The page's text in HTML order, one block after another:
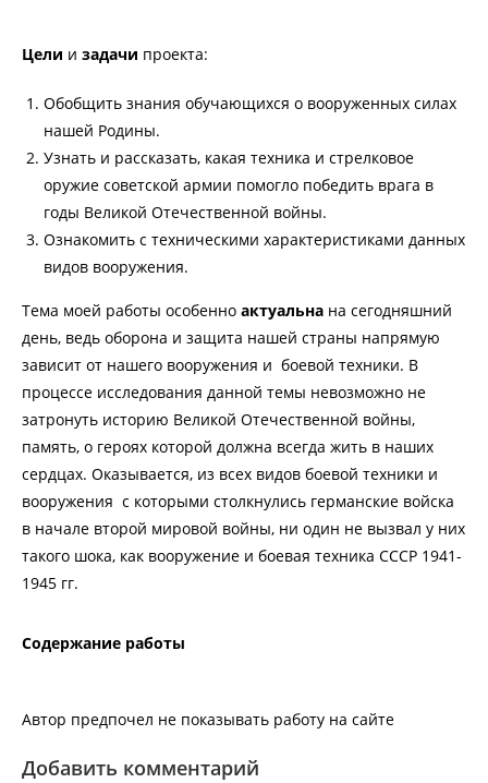
Цели и задачи проекта:
Обобщить знания обучающихся о вооруженных силах
нашей Родины.
Узнать и рассказать, какая техника и стрелковое
оружие советской армии помогло победить врага в
годы Великой Отечественной войны.
Ознакомить с техническими характеристиками данных
видов вооружения.
Тема моей работы особенно актуальна на сегодняшний
день, ведь оборона и защита нашей страны напрямую
зависит от нашего вооружения и боевой техники. В
процессе исследования данной темы невозможно не
затронуть историю Великой Отечественной войны,
память, о героях которой должна всегда жить в наших
сердцах. Оказывается, из всех видов боевой техники и
вооружения с которыми столкнулись германские войска
в начале второй мировой войны, ни один не вызвал у них
такого шока, как вооружение и боевая техника СССР 1941-
1945 гг.
Содержание работы
Автор предпочел не показывать работу на сайте
Добавить комментарий